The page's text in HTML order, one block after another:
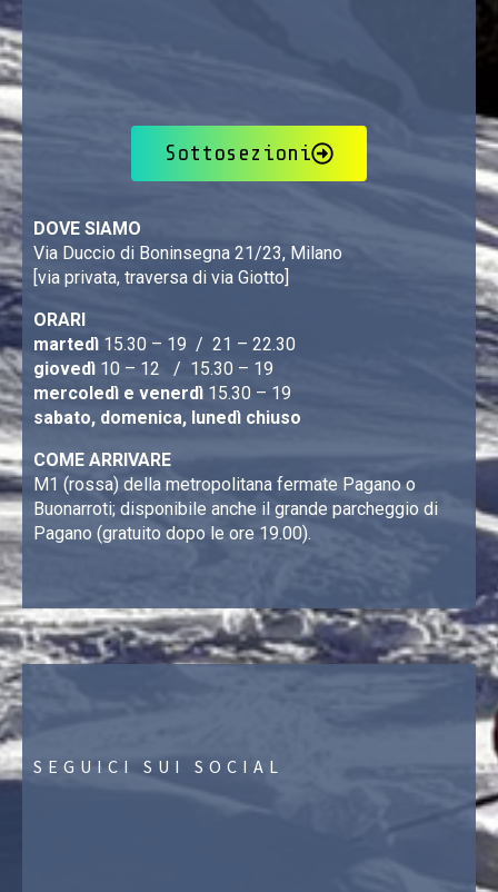
Sottosezioni
DOVE SIAMO
Via Duccio di Boninsegna 21/23, Milano
[via privata, traversa di via Giotto]
ORARI
martedì 15.30 – 19 / 21 – 22.30
giovedì 10 – 12 / 15.30 – 19
mercoledì e venerdì 15.30 – 19
sabato, domenica, lunedì chiuso
COME ARRIVARE
M1 (rossa) della metropolitana fermate Pagano o
Buonarroti; disponibile anche il grande parcheggio di
Pagano (gratuito dopo le ore 19.00).
SEGUICI SUI SOCIAL